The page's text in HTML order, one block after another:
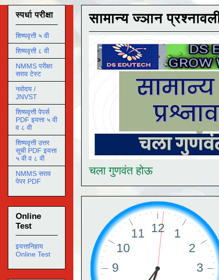
सामान्य ज्ञान
चला गुणवंत होऊ
स्पर्धा परीक्षा
शिष्यवृत्ती ५ वी
शिष्यवृत्ती ८ वी
NMMS परीक्षा
सराव टेस्ट
नवोदय /
JNVST
शिष्यवृत्ती पेपर्स
PDF इयत्ता ५ वी
व ८ वी
शिष्यवृत्ती उत्तर
सूची PDF इयत्ता
५ वी व ८ वी
NMMS सराव
पेपर PDF
Online
Test
इयत्तानिहाय
Online Test